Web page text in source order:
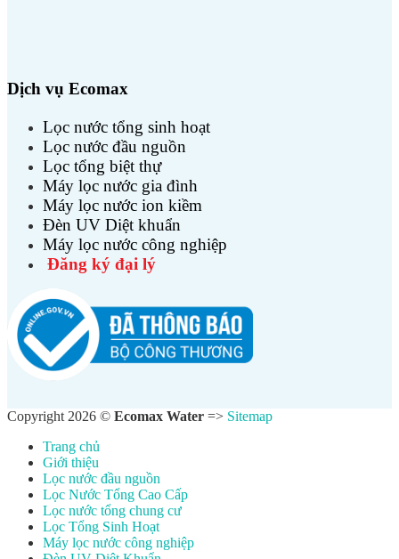
Dịch vụ Ecomax
Lọc nước tổng sinh hoạt
Lọc nước đầu nguồn
Lọc tổng biệt thự
Máy lọc nước gia đình
Máy lọc nước ion kiềm
Đèn UV Diệt khuẩn
Máy lọc nước công nghiệp
Đăng ký đại lý
Copyright 2026 © Ecomax Water => Sitemap
Trang chủ
Giới thiệu
Lọc nước đầu nguồn
Lọc Nước Tổng Cao Cấp
Lọc nước tổng chung cư
Lọc Tổng Sinh Hoạt
Máy lọc nước công nghiệp